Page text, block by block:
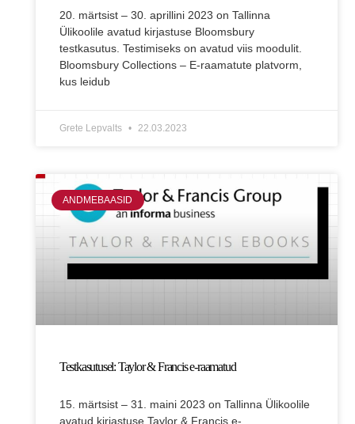
20. märtsist – 30. aprillini 2023 on Tallinna
Ülikoolile avatud kirjastuse Bloomsbury
testkasutus. Testimiseks on avatud viis moodulit.
Bloomsbury Collections – E-raamatute platvorm,
kus leidub
Grete Lepvalts 22.03.2023
ANDMEBAASID
Testkasutusel: Taylor & Francis e-raamatud
15. märtsist – 31. maini 2023 on Tallinna Ülikoolile
avatud kirjastuse Taylor & Francis e-